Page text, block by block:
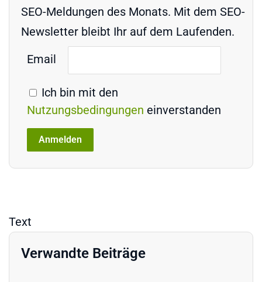
SEO-Meldungen des Monats. Mit dem SEO-
Newsletter bleibt Ihr auf dem Laufenden.
Email
Ich bin mit den
Nutzungsbedingungen einverstanden
Text
Verwandte Beiträge